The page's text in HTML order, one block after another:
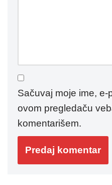
Sačuvaj moje ime, e-
ovom pregledaču
komentarišem.